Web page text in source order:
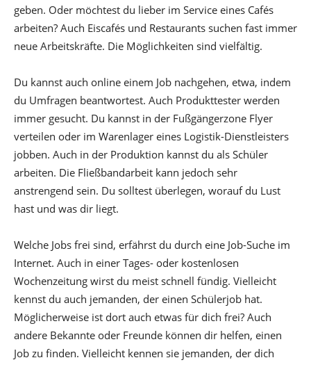
geben. Oder möchtest du lieber im Service eines Cafés
arbeiten? Auch Eiscafés und Restaurants suchen fast immer
neue Arbeitskräfte. Die Möglichkeiten sind vielfältig.
Du kannst auch online einem Job nachgehen, etwa, indem
du Umfragen beantwortest. Auch Produkttester werden
immer gesucht. Du kannst in der Fußgängerzone Flyer
verteilen oder im Warenlager eines Logistik-Dienstleisters
jobben. Auch in der Produktion kannst du als Schüler
arbeiten. Die Fließbandarbeit kann jedoch sehr
anstrengend sein. Du solltest überlegen, worauf du Lust
hast und was dir liegt.
Welche Jobs frei sind, erfährst du durch eine Job-Suche im
Internet. Auch in einer Tages- oder kostenlosen
Wochenzeitung wirst du meist schnell fündig. Vielleicht
kennst du auch jemanden, der einen Schülerjob hat.
Möglicherweise ist dort auch etwas für dich frei? Auch
andere Bekannte oder Freunde können dir helfen, einen
Job zu finden. Vielleicht kennen sie jemanden, der dich